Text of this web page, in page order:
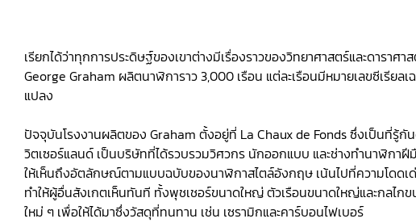
เรียกได้ว่าทุกการประดิษฐ์ของเขาต่างมีเรื่องราวของวิทยาศาสตร์และดาราศ
George Graham ผลิตนาฬิการาว 3,000 เรือน แต่ละเรือนมีหมายเลขซีเรีย
แปลง
ปัจจุบันโรงงานผลิตของ Graham ตั้งอยู่ที่ La Chaux de Fonds ซึ่งเป็นที่รู้
วิตเซอร์แลนด์ เป็นบริษัทที่ได้รวบรวมวิศวกร นักออกแบบ และช่างทำนาฬิกา
ให้เห็นถึงอัตลักษณ์ตามแบบฉบับของนาฬิกาสไตล์อังกฤษ เน้นไปที่ความโดด
ทำให้ผู้อื่นสังเกตเห็นทันที ทั้งพุชเชอร์ขนาดใหญ่ ตัวเรือนขนาดใหญ่และกล
ใหม่ ๆ เพื่อให้ได้มาซึ่งวัสดุที่ทนทาน เช่น เซรามิกและคาร์บอนไฟเบอร์